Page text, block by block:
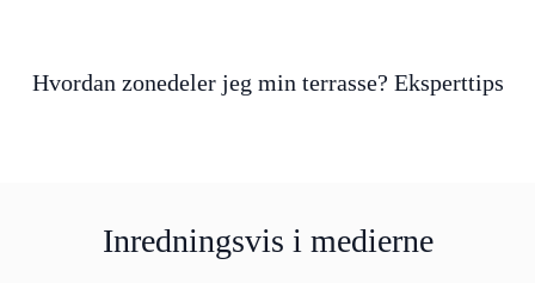
Hvordan zonedeler jeg min terrasse? Eksperttips
Inredningsvis i medierne